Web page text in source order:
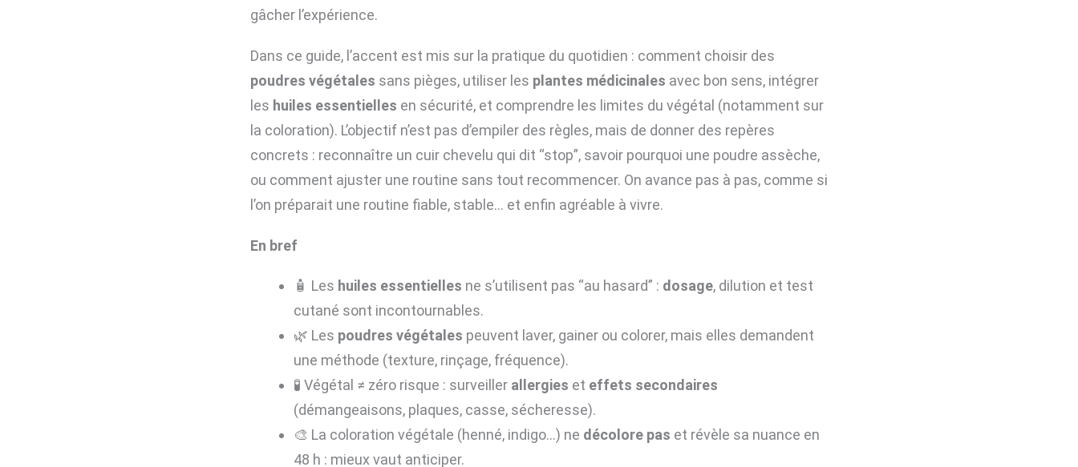
gâcher l’expérience.
Dans ce guide, l’accent est mis sur la pratique du quotidien : comment choisir des
poudres végétales sans pièges, utiliser les plantes médicinales avec bon sens, intégrer
les huiles essentielles en sécurité, et comprendre les limites du végétal (notamment sur
la coloration). L’objectif n’est pas d’empiler des règles, mais de donner des repères
concrets : reconnaître un cuir chevelu qui dit “stop”, savoir pourquoi une poudre assèche,
ou comment ajuster une routine sans tout recommencer. On avance pas à pas, comme si
l’on préparait une routine fiable, stable… et enfin agréable à vivre.
En bref
🧴 Les huiles essentielles ne s’utilisent pas “au hasard” : dosage, dilution et test
cutané sont incontournables.
🌿 Les poudres végétales peuvent laver, gainer ou colorer, mais elles demandent
une méthode (texture, rinçage, fréquence).
🧪 Végétal ≠ zéro risque : surveiller allergies et effets secondaires
(démangeaisons, plaques, casse, sécheresse).
🎨 La coloration végétale (henné, indigo…) ne décolore pas et révèle sa nuance en
48 h : mieux vaut anticiper.